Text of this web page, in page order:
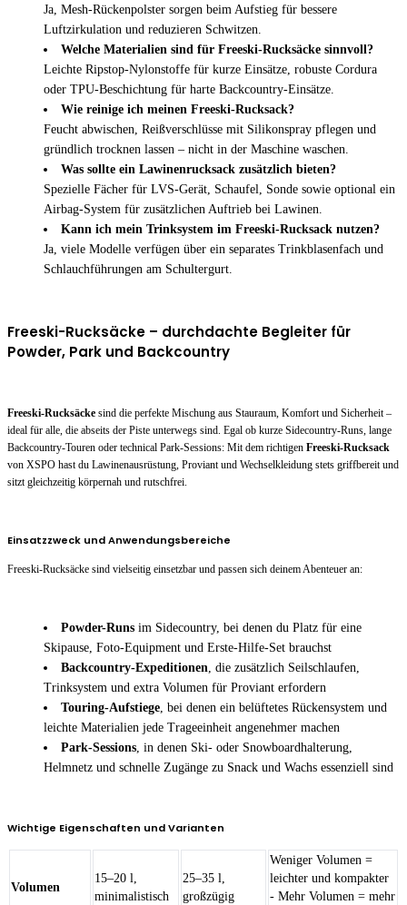
Ja, Mesh-Rückenpolster sorgen beim Aufstieg für bessere
Luftzirkulation und reduzieren Schwitzen.
Welche Materialien sind für Freeski-Rucksäcke sinnvoll?
Leichte Ripstop-Nylonstoffe für kurze Einsätze, robuste Cordura
oder TPU-Beschichtung für harte Backcountry-Einsätze.
Wie reinige ich meinen Freeski-Rucksack?
Feucht abwischen, Reißverschlüsse mit Silikonspray pflegen und
gründlich trocknen lassen – nicht in der Maschine waschen.
Was sollte ein Lawinenrucksack zusätzlich bieten?
Spezielle Fächer für LVS-Gerät, Schaufel, Sonde sowie optional ein
Airbag-System für zusätzlichen Auftrieb bei Lawinen.
Kann ich mein Trinksystem im Freeski-Rucksack nutzen?
Ja, viele Modelle verfügen über ein separates Trinkblasenfach und
Schlauchführungen am Schultergurt.
Freeski-Rucksäcke – durchdachte Begleiter für
Powder, Park und Backcountry
Freeski-Rucksäcke sind die perfekte Mischung aus Stauraum, Komfort und Sicherheit –
ideal für alle, die abseits der Piste unterwegs sind. Egal ob kurze Sidecountry-Runs, lange
Backcountry-Touren oder technical Park-Sessions: Mit dem richtigen Freeski-Rucksack
von XSPO hast du Lawinenausrüstung, Proviant und Wechselkleidung stets griffbereit und
sitzt gleichzeitig körpernah und rutschfrei.
Einsatzzweck und Anwendungsbereiche
Freeski-Rucksäcke sind vielseitig einsetzbar und passen sich deinem Abenteuer an:
Powder-Runs im Sidecountry, bei denen du Platz für eine
Skipause, Foto-Equipment und Erste-Hilfe-Set brauchst
Backcountry-Expeditionen, die zusätzlich Seilschlaufen,
Trinksystem und extra Volumen für Proviant erfordern
Touring-Aufstiege, bei denen ein belüftetes Rückensystem und
leichte Materialien jede Trageeinheit angenehmer machen
Park-Sessions, in denen Ski- oder Snowboardhalterung,
Helmnetz und schnelle Zugänge zu Snack und Wachs essenziell sind
Wichtige Eigenschaften und Varianten
Volumen
15–20 l,
minimalistisch
25–35 l,
großzügig
Weniger Volumen =
leichter und kompakter
- Mehr Volumen = mehr